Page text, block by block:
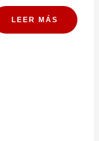
LEER MÁS